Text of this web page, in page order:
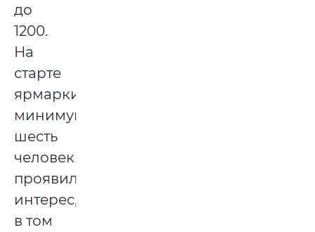
до
1200.
На
старте
ярмарки
минимум
шесть
человек
проявили
интерес,
в том